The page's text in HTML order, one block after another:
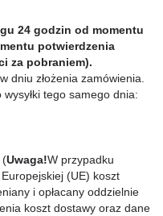
24 godzin od momentu
potwierdzenia
za pobraniem).
dniu złożenia zamówienia.
tego samego dnia:
(Uwaga!W przypadku
(UE) koszt
i opłacany oddzielnie
koszt dostawy oraz dane